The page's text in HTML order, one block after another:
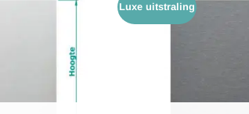
Luxe uitstraling